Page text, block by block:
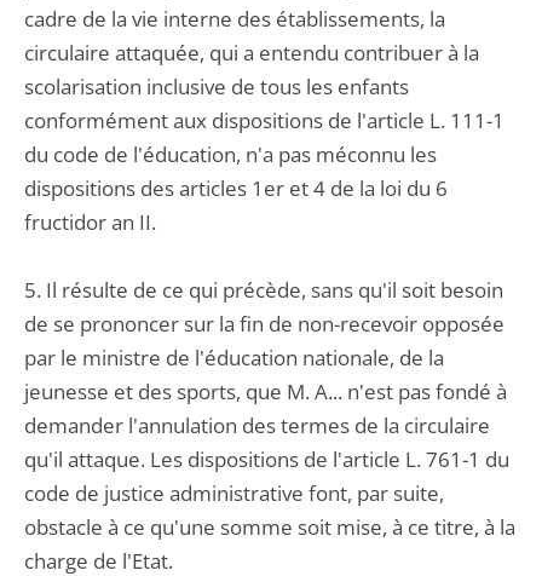
cadre de la vie interne des établissements, la
circulaire attaquée, qui a entendu contribuer à la
scolarisation inclusive de tous les enfants
conformément aux dispositions de l'article L. 111-1
du code de l'éducation, n'a pas méconnu les
dispositions des articles 1er et 4 de la loi du 6
fructidor an II.
5. Il résulte de ce qui précède, sans qu'il soit besoin
de se prononcer sur la fin de non-recevoir opposée
par le ministre de l'éducation nationale, de la
jeunesse et des sports, que M. A... n'est pas fondé à
demander l'annulation des termes de la circulaire
qu'il attaque. Les dispositions de l'article L. 761-1 du
code de justice administrative font, par suite,
obstacle à ce qu'une somme soit mise, à ce titre, à la
charge de l'Etat.